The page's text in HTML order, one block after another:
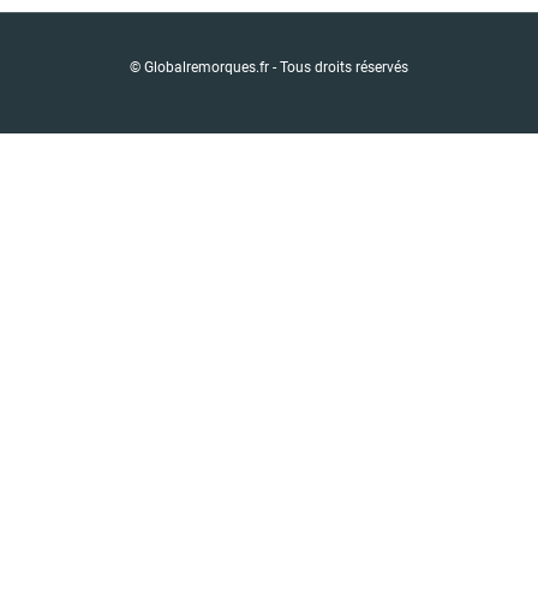
© Globalremorques.fr - Tous droits réservés